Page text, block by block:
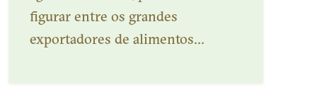
figurar entre os grandes
exportadores de alimentos...